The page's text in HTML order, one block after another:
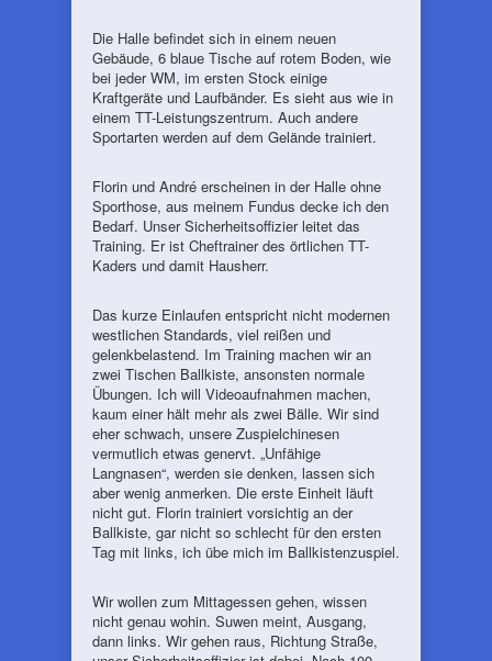
Die Halle befindet sich in einem neuen
Gebäude, 6 blaue Tische auf rotem Boden, wie
bei jeder WM, im ersten Stock einige
Kraftgeräte und Laufbänder. Es sieht aus wie in
einem TT-Leistungszentrum. Auch andere
Sportarten werden auf dem Gelände trainiert.
Florin und André erscheinen in der Halle ohne
Sporthose, aus meinem Fundus decke ich den
Bedarf. Unser Sicherheitsoffizier leitet das
Training. Er ist Cheftrainer des örtlichen TT-
Kaders und damit Hausherr.
Das kurze Einlaufen entspricht nicht modernen
westlichen Standards, viel reißen und
gelenkbelastend. Im Training machen wir an
zwei Tischen Ballkiste, ansonsten normale
Übungen. Ich will Videoaufnahmen machen,
kaum einer hält mehr als zwei Bälle. Wir sind
eher schwach, unsere Zuspielchinesen
vermutlich etwas genervt. „Unfähige
Langnasen“, werden sie denken, lassen sich
aber wenig anmerken. Die erste Einheit läuft
nicht gut. Florin trainiert vorsichtig an der
Ballkiste, gar nicht so schlecht für den ersten
Tag mit links, ich übe mich im Ballkistenzuspiel.
Wir wollen zum Mittagessen gehen, wissen
nicht genau wohin. Suwen meint, Ausgang,
dann links. Wir gehen raus, Richtung Straße,